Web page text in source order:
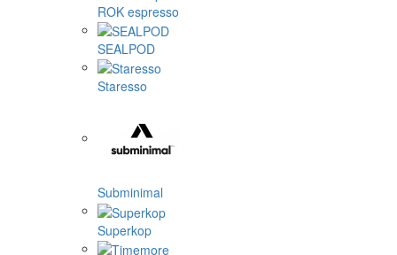
ROK espresso
SEALPOD
Staresso
Subminimal
Superkop